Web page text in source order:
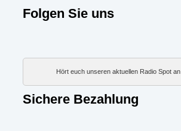
Folgen Sie uns
Hört euch unseren aktuellen Radio Spot an
Sichere Bezahlung